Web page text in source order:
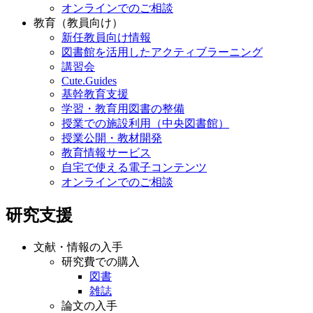
オンラインでのご相談
教育（教員向け）
新任教員向け情報
図書館を活用したアクティブラーニング
講習会
Cute.Guides
基幹教育支援
学習・教育用図書の整備
授業での施設利用（中央図書館）
授業公開・教材開発
教育情報サービス
自宅で使える電子コンテンツ
オンラインでのご相談
研究支援
文献・情報の入手
研究費での購入
図書
雑誌
論文の入手